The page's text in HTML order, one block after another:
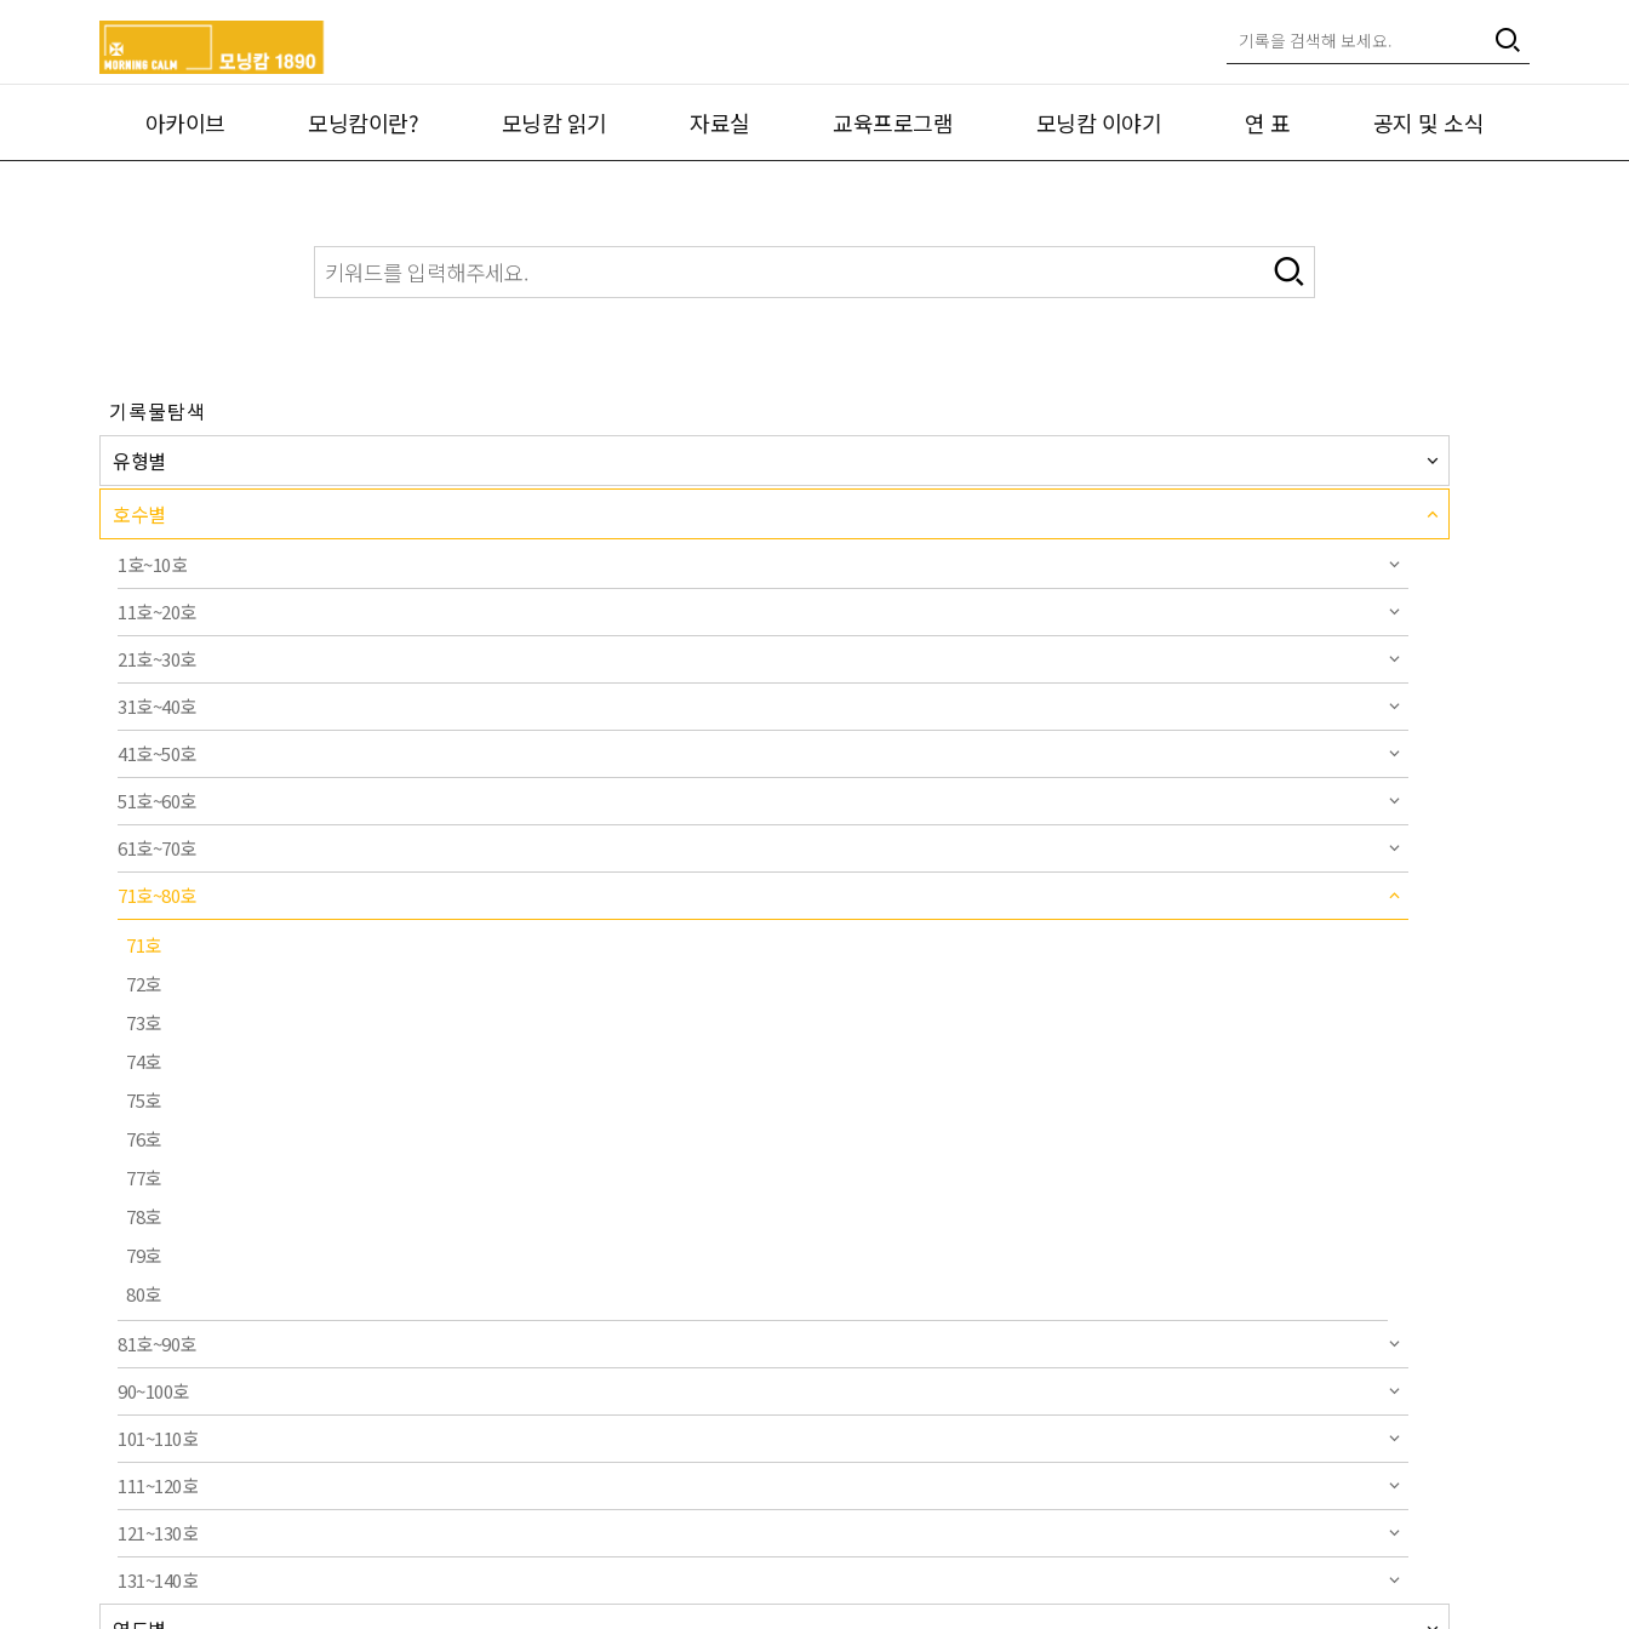
아카이브 모닝캄이란? 모닝캄 읽기 자료실 교육프로그램 모닝캄 이야기 연 표 공지 및 소식
기록물탐색
유형별
호수별
1호~10호
11호~20호
21호~30호
31호~40호
41호~50호
51호~60호
61호~70호
71호~80호
71호
72호
73호
74호
75호
76호
77호
78호
79호
80호
81호~90호
90~100호
101~110호
111~120호
121~130호
131~140호